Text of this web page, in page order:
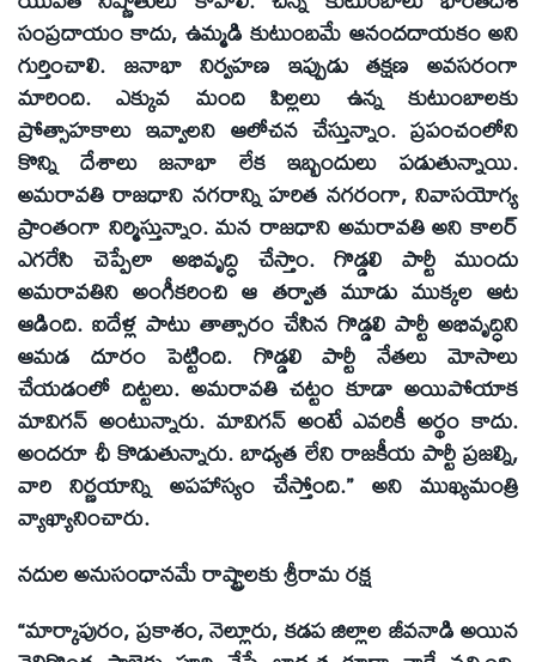
సంప్రదాయం కాదు, ఉమ్మడి కుటుంబమే ఆనందదాయకం అని
గుర్తించాలి. జనాభా నిర్వహణ ఇప్పుడు తక్షణ అవసరంగా
మారింది. ఎక్కువ మంది పిల్లలు ఉన్న కుటుంబాలకు
ప్రోత్సాహకాలు ఇవ్వాలని ఆలోచన చేస్తున్నాం. ప్రపంచంలోని
కొన్ని దేశాలు జనాభా లేక ఇబ్బందులు పడుతున్నాయి.
అమరావతి రాజధాని నగరాన్ని హరిత నగరంగా, నివాసయోగ్య
ప్రాంతంగా నిర్మిస్తున్నాం. మన రాజధాని అమరావతి అని కాలర్
ఎగరేసి చెప్పేలా అభివృద్ధి చేస్తాం. గొడ్డలి పార్టీ ముందు
అమరావతిని అంగీకరించి ఆ తర్వాత మూడు ముక్కల ఆట
ఆడింది. ఐదేళ్ల పాటు తాత్సారం చేసిన గొడ్డలి పార్టీ అభివృద్ధిని
ఆమడ దూరం పెట్టింది. గొడ్డలి పార్టీ నేతలు మోసాలు
చేయడంలో దిట్టలు. అమరావతి చట్టం కూడా అయిపోయాక
మావిగన్ అంటున్నారు. మావిగన్ అంటే ఎవరికీ అర్థం కాదు.
అందరూ ఛీ కొడుతున్నారు. బాధ్యత లేని రాజకీయ పార్టీ ప్రజల్ని,
వారి నిర్ణయాన్ని అపహాస్యం చేస్తోంది.” అని ముఖ్యమంత్రి
వ్యాఖ్యానించారు.
నదుల అనుసంధానమే రాష్ట్రాలకు శ్రీరామ రక్ష
“మార్కాపురం, ప్రకాశం, నెల్లూరు, కడప జిల్లాల జీవనాడి అయిన